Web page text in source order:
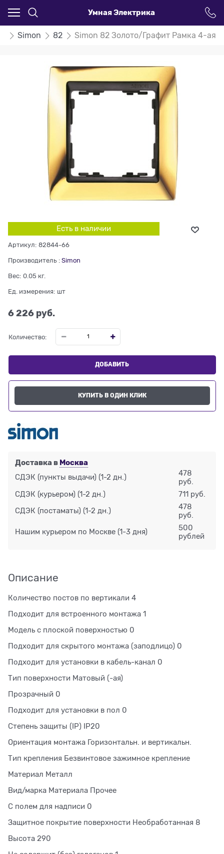
Умная Электрика
Simon 82 Simon 82 Золото/Графит Рамка 4-ая
Есть в наличии
Артикул: 82844-66
Производитель : Simon
Вес: 0.05 кг.
Ед. измерения: шт
6 226 руб.
Количество:
ДОБАВИТЬ
КУПИТЬ В ОДИН КЛИК
Доставка в Москва
СДЭК (пункты выдачи) (1-2 дн.)
478
руб.
СДЭК (курьером) (1-2 дн.) 711 руб.
СДЭК (постаматы) (1-2 дн.)
478
руб.
Нашим курьером по Москве (1-3 дня)
500
рублей
Описание
Количество постов по вертикали 4
Подходит для встроенного монтажа 1
Модель с плоской поверхностью 0
Подходит для скрытого монтажа (заподлицо) 0
Подходит для установки в кабель-канал 0
Тип поверхности Матовый (-ая)
Прозрачный 0
Подходит для установки в пол 0
Степень защиты (IP) IP20
Ориентация монтажа Горизонтальн. и вертикальн.
Тип крепления Безвинтовое зажимное крепление
Материал Металл
Вид/марка Материала Прочее
С полем для надписи 0
Защитное покрытие поверхности Необработанная 8
Высота 290